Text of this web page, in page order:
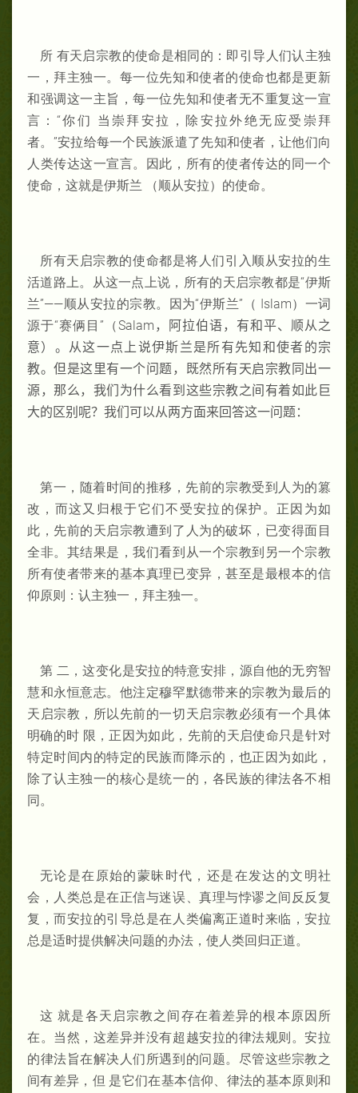
所 有天启宗教的使命是相同的：即引导人们认主独
一，拜主独一。每一位先知和使者的使命也都是更新
和强调这一主旨，每一位先知和使者无不重复这一宣
言：“你们 当崇拜安拉，除安拉外绝无应受崇拜
者。”安拉给每一个民族派遣了先知和使者，让他们向
人类传达这一宣言。因此，所有的使者传达的同一个
使命，这就是伊斯兰 （顺从安拉）的使命。
所有天启宗教的使命都是将人们引入顺从安拉的生
活道路上。从这一点上说，所有的天启宗教都是“伊斯
兰”——顺从安拉的宗教。因为“伊斯兰”（ Islam）一词
源于“赛俩目”（Salam ，阿拉伯语，有和平、顺从之
意）。从这一点上说伊斯兰是所有先知和使者的宗
教。但是这里有一个问题，既然所有天启宗教同出一
源，那么，我们为什么看到这些宗教之间有着如此巨
大的区别呢？我们可以从两方面来回答这一问题：
第一，随着时间的推移，先前的宗教受到人为的篡
改，而这又归根于它们不受安拉的保护。正因为如
此，先前的天启宗教遭到了人为的破坏，已变得面目
全非。其结果是，我们看到从一个宗教到另一个宗教
所有使者带来的基本真理已变异，甚至是最根本的信
仰原则：认主独一，拜主独一。
第 二，这变化是安拉的特意安排，源自他的无穷智
慧和永恒意志。他注定穆罕默德带来的宗教为最后的
天启宗教，所以先前的一切天启宗教必须有一个具体
明确的时 限，正因为如此，先前的天启使命只是针对
特定时间内的特定的民族而降示的，也正因为如此，
除了认主独一的核心是统一的，各民族的律法各不相
同。
无论是在原始的蒙昧时代，还是在发达的文明社
会，人类总是在正信与迷误、真理与悖谬之间反反复
复，而安拉的引导总是在人类偏离正道时来临，安拉
总是适时提供解决问题的办法，使人类回归正道。
这 就是各天启宗教之间存在着差异的根本原因所
在。当然，这差异并没有超越安拉的律法规则。安拉
的律法旨在解决人们所遇到的问题。尽管这些宗教之
间有差异，但 是它们在基本信仰、律法的基本原则和